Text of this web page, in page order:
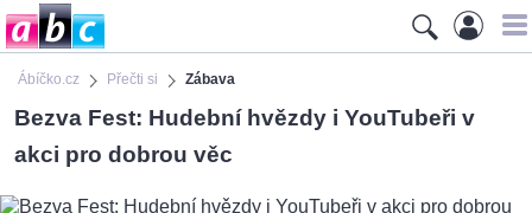
Ábíčko.cz Přečti si Zábava
Bezva Fest: Hudební hvězdy i YouTubeři v
akci pro dobrou věc